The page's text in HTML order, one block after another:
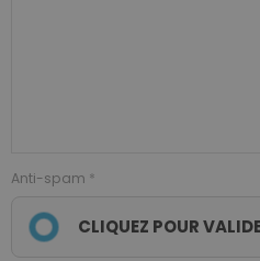
Anti-spam
CLIQUEZ POUR